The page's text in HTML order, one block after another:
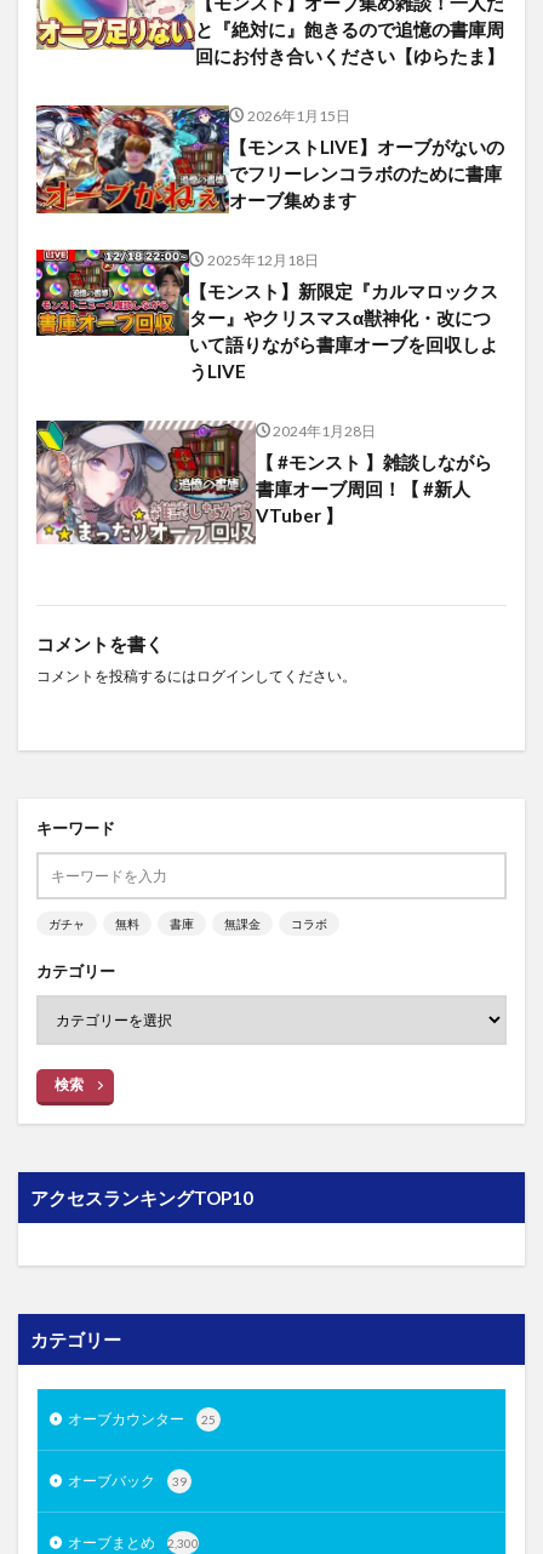
と『絶対に』飽きるので追憶の書庫周
回にお付き合いください【ゆらたま】
2026年1月15日
【モンストLIVE】オーブがないの
でフリーレンコラボのために書庫
オーブ集めます
2025年12月18日
【モンスト】新限定『カルマロックス
ター』やクリスマスα獣神化・改につ
いて語りながら書庫オーブを回収しよ
うLIVE
2024年1月28日
【 #モンスト 】雑談しながら
書庫オーブ周回！【 #新人
VTuber 】
コメントを書く
コメントを投稿するには ログイン してください。
キーワード
ガチャ 無料 書庫 無課金 コラボ
カテゴリー
検索
アクセスランキングTOP10
カテゴリー
オーブカウンター 25
オーブバック 39
オーブまとめ 2,300